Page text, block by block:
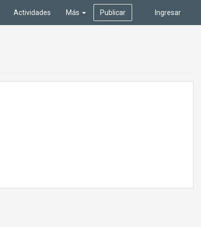
Ingresar
Actividades Más Publicar